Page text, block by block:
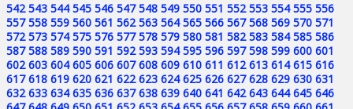
542 543 544 545 546 547 548 549 550 551 552 553 554 555 556
557 558 559 560 561 562 563 564 565 566 567 568 569 570 571
572 573 574 575 576 577 578 579 580 581 582 583 584 585 586
587 588 589 590 591 592 593 594 595 596 597 598 599 600 601
602 603 604 605 606 607 608 609 610 611 612 613 614 615 616
617 618 619 620 621 622 623 624 625 626 627 628 629 630 631
632 633 634 635 636 637 638 639 640 641 642 643 644 645 646